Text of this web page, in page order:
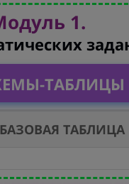
1.
ТАБЛИЦЫ
БАЗОВАЯ ТАБЛИЦА